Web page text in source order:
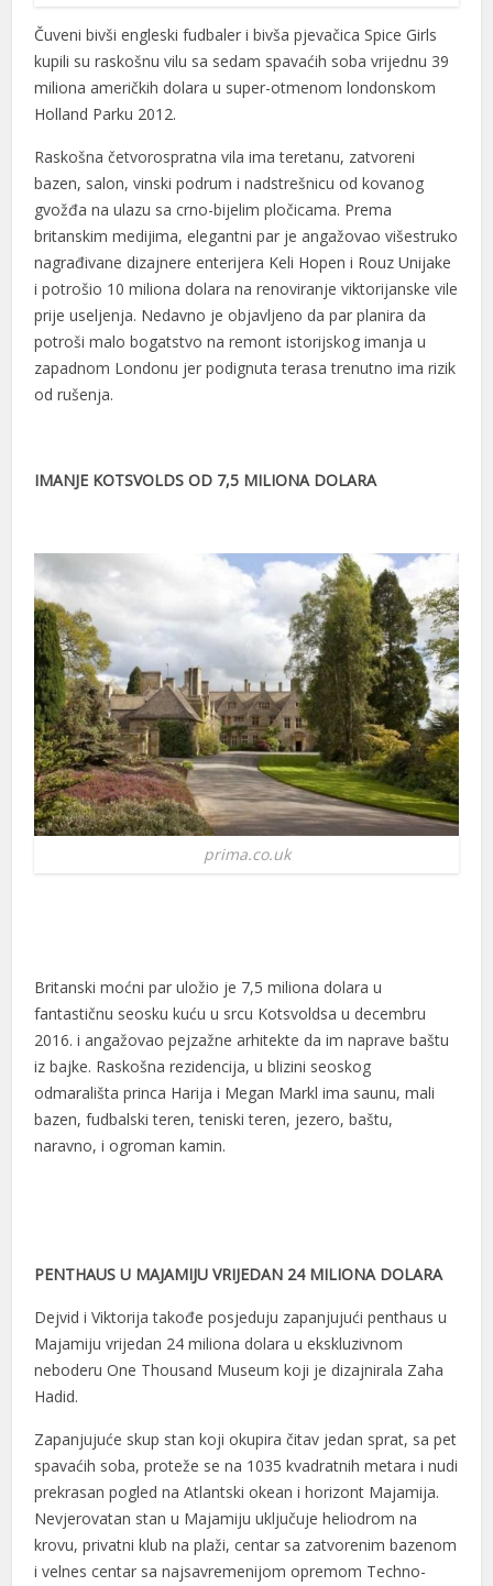
Čuveni bivši engleski fudbaler i bivša pjevačica Spice Girls
kupili su raskošnu vilu sa sedam spavaćih soba vrijednu 39
miliona američkih dolara u super-otmenom londonskom
Holland Parku 2012.
Raskošna četvorospratna vila ima teretanu, zatvoreni
bazen, salon, vinski podrum i nadstrešnicu od kovanog
gvožđa na ulazu sa crno-bijelim pločicama. Prema
britanskim medijima, elegantni par je angažovao višestruko
nagrađivane dizajnere enterijera Keli Hopen i Rouz Unijake
i potrošio 10 miliona dolara na renoviranje viktorijanske vile
prije useljenja. Nedavno je objavljeno da par planira da
potroši malo bogatstvo na remont istorijskog imanja u
zapadnom Londonu jer podignuta terasa trenutno ima rizik
od rušenja.
IMANJE KOTSVOLDS OD 7,5 MILIONA DOLARA
prima.co.uk
Britanski moćni par uložio je 7,5 miliona dolara u
fantastičnu seosku kuću u srcu Kotsvoldsa u decembru
2016. i angažovao pejzažne arhitekte da im naprave baštu
iz bajke. Raskošna rezidencija, u blizini seoskog
odmarališta princa Harija i Megan Markl ima saunu, mali
bazen, fudbalski teren, teniski teren, jezero, baštu,
naravno, i ogroman kamin.
PENTHAUS U MAJAMIJU VRIJEDAN 24 MILIONA DOLARA
Dejvid i Viktorija takođe posjeduju zapanjujući penthaus u
Majamiju vrijedan 24 miliona dolara u ekskluzivnom
neboderu One Thousand Museum koji je dizajnirala Zaha
Hadid.
Zapanjujuće skup stan koji okupira čitav jedan sprat, sa pet
spavaćih soba, proteže se na 1035 kvadratnih metara i nudi
prekrasan pogled na Atlantski okean i horizont Majamija.
Nevjerovatan stan u Majamiju uključuje heliodrom na
krovu, privatni klub na plaži, centar sa zatvorenim bazenom
i velnes centar sa najsavremenijom opremom Techno-